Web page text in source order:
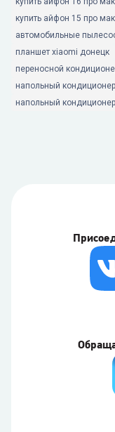
купить айфон 15 про
автомобильные
планшет xiaomi донецк
переносной
напольный
напольный